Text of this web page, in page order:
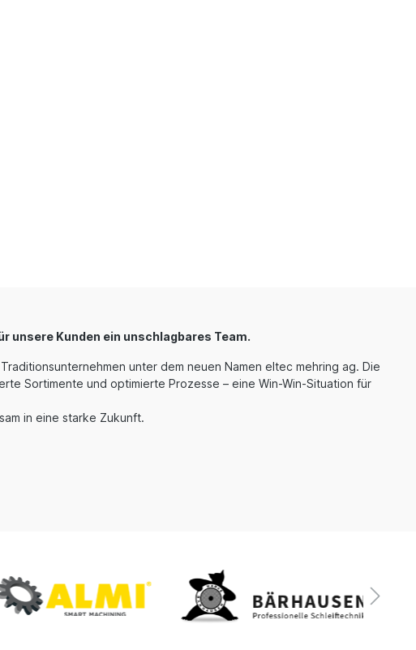
unsere Kunden ein unschlagbares Team.
unter dem neuen Namen eltec mehring ag. Die
Sortimente und optimierte Prozesse – eine Win-Win-Situation für
in eine starke Zukunft.